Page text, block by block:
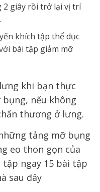
giây rồi trở lại vị trí
khích tập thể dục
bài tập giảm mỡ
khi bạn thực
nếu không
thương ở lưng.